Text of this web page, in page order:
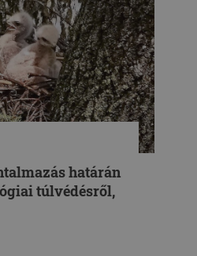
határán
túlvédésről,